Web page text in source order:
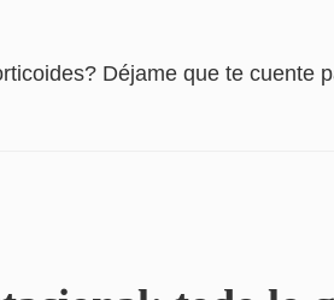
Déjame que te cuente